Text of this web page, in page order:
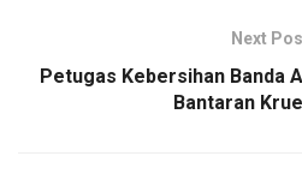
Next
Petugas Kebersihan Banda
Bantaran